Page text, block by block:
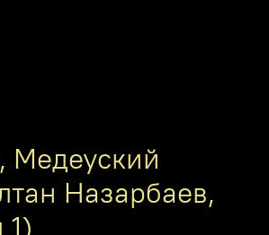
Медеуский
Назарбаев,